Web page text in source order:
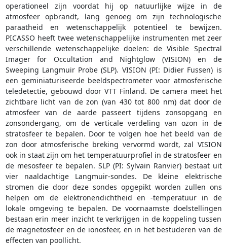
operationeel zijn voordat hij op natuurlijke wijze in de
atmosfeer opbrandt, lang genoeg om zijn technologische
paraatheid en wetenschappelijk potentieel te bewijzen.
PICASSO heeft twee wetenschappelijke instrumenten met zeer
verschillende wetenschappelijke doelen: de Visible Spectral
Imager for Occultation and Nightglow (VISION) en de
Sweeping Langmuir Probe (SLP). VISION (PI: Didier Fussen) is
een geminiaturiseerde beeldspectrometer voor atmosferische
teledetectie, gebouwd door VTT Finland. De camera meet het
zichtbare licht van de zon (van 430 tot 800 nm) dat door de
atmosfeer van de aarde passeert tijdens zonsopgang en
zonsondergang, om de verticale verdeling van ozon in de
stratosfeer te bepalen. Door te volgen hoe het beeld van de
zon door atmosferische breking vervormd wordt, zal VISION
ook in staat zijn om het temperatuurprofiel in de stratosfeer en
de mesosfeer te bepalen. SLP (PI: Sylvain Ranvier) bestaat uit
vier naaldachtige Langmuir-sondes. De kleine elektrische
stromen die door deze sondes opgepikt worden zullen ons
helpen om de elektronendichtheid en -temperatuur in de
lokale omgeving te bepalen. De voornaamste doelstellingen
bestaan erin meer inzicht te verkrijgen in de koppeling tussen
de magnetosfeer en de ionosfeer, en in het bestuderen van de
effecten van poollicht.